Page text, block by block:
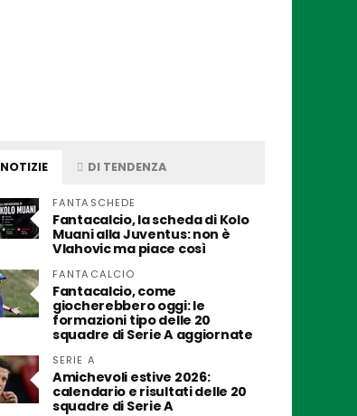
NOTIZIE DI TENDENZA
FANTASCHEDE
Fantacalcio, la scheda di Kolo
Muani alla Juventus: non è
Vlahovic ma piace così
FANTACALCIO
Fantacalcio, come
giocherebbero oggi: le
formazioni tipo delle 20
squadre di Serie A aggiornate
SERIE A
Amichevoli estive 2026:
calendario e risultati delle 20
squadre di Serie A